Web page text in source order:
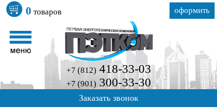
0 товаров оформить
+7 (812) 418-33-03
+7 (901) 300-33-30
Заказать звонок